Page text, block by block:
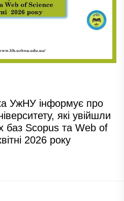
УжНУ інформує про
які увійшли
баз Scopus та Web of
2026 року